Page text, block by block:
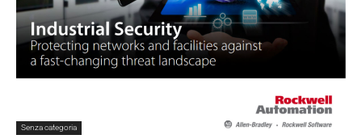
Senza categoria